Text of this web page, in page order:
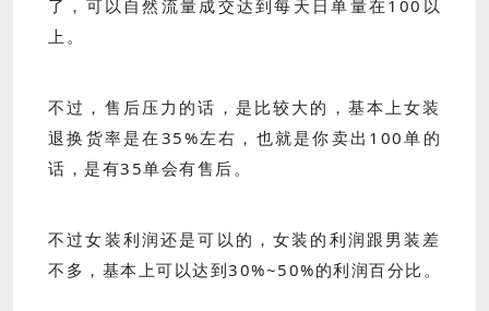
了，可以自然流量成交达到每天日单量在100以
上。
不过，售后压力的话，是比较大的，基本上女装
退换货率是在35%左右，也就是你卖出100单的
话，是有35单会有售后。
不过女装利润还是可以的，女装的利润跟男装差
不多，基本上可以达到30%~50%的利润百分比。